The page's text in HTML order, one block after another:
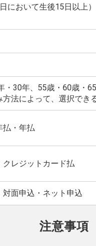
において生後15日以上
・30年、55歳・60歳・
方法によって、選択でき
払・年払
クレジットカード払
対面申込・ネット申込
注意事項